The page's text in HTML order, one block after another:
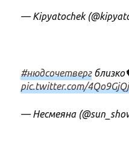
— Kipyatochek
#нюдсочетверг
pic.twitter.com/
— Несмеяна